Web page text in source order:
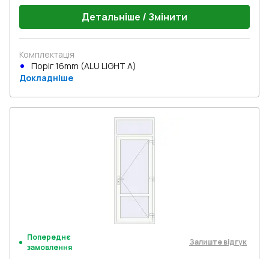
Детальніше / Змінити
Комплектація
Поріг 16mm (ALU LIGHT A)
Докладніше
Попереднє
замовлення
Залиште відгук